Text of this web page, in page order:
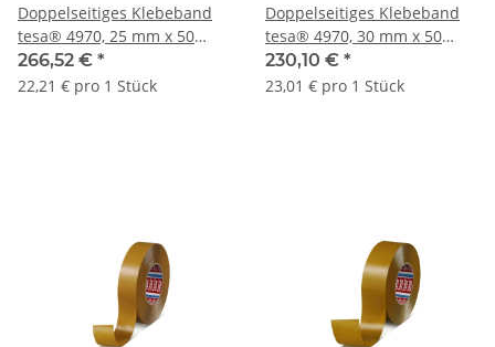
Doppelseitiges Klebeband
tesa® 4970, 25 mm x 50
lfm., 225 µ | 25 mm x 50
lfm. | VE = 12 Stk.
266,52 € *
22,21 € pro 1 Stück
Doppelseitiges Klebeband
tesa® 4970, 30 mm x 50
lfm., 225 µ | 30 mm x 50
lfm. | VE = 10 Stk.
230,10 € *
23,01 € pro 1 Stück